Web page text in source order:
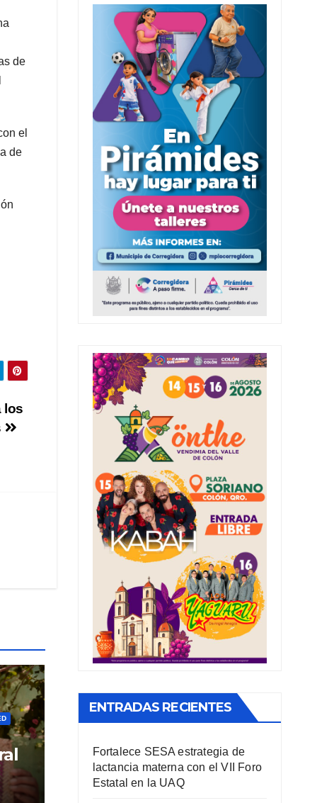
de
el
de
los
ENTRADAS RECIENTES
Fortalece SESA estrategia de
lactancia materna con el VII Foro
Estatal en la UAQ